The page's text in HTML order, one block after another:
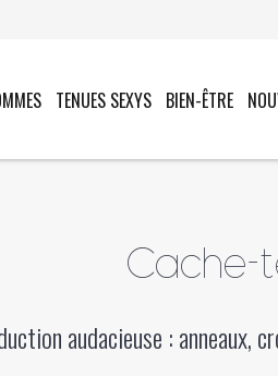
TENUES SEXYS BIEN-ÊTRE
Cache-
audacieuse : anneaux,